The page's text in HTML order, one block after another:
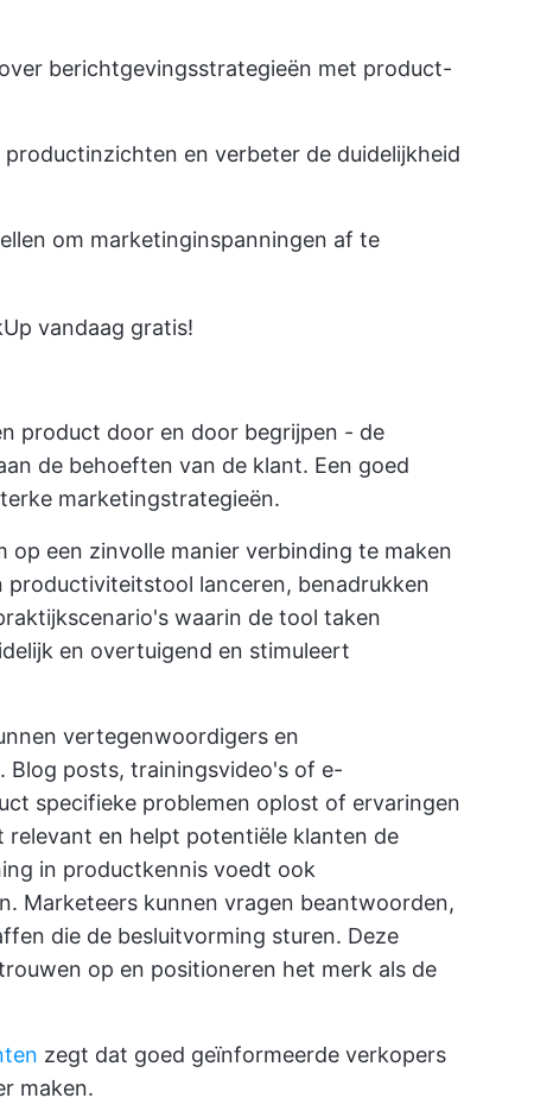
berichtgevingsstrategieën met product-
en verbeter de duidelijkheid
om marketinginspanningen af te
vandaag gratis!
product door en door begrijpen - de
de behoeften van de klant. Een goed
marketingstrategieën.
een zinvolle manier verbinding te maken
productiviteitstool lanceren, benadrukken
waarin de tool taken
en overtuigend en stimuleert
vertegenwoordigers en
Blog posts, trainingsvideo's of e-
specifieke problemen oplost of ervaringen
en helpt potentiële klanten de
in productkennis voedt ook
Marketeers kunnen vragen beantwoorden,
die de besluitvorming sturen. Deze
op en positioneren het merk als de
zegt dat goed geïnformeerde verkopers
maken.